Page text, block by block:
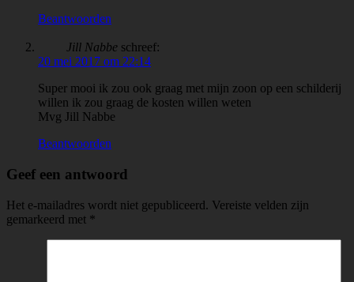
Beantwoorden
Jill Nabbe schreef:
20 mei 2017 om 22:14
Super mooi ik zou ook graag met mijn zoon op een schilderij
willen ik zou graag de kosten willen weten
Mvg Jill Nabbe
Beantwoorden
Geef een antwoord
Het e-mailadres wordt niet gepubliceerd. Vereiste velden zijn
gemarkeerd met *